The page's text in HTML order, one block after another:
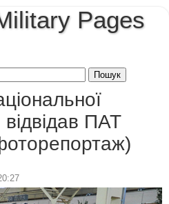
Pages
відвідав ПАТ